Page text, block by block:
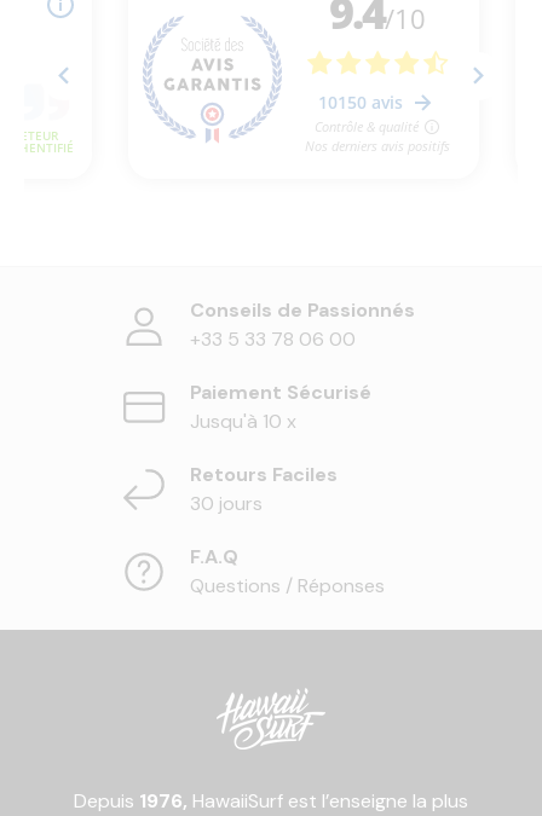
Conseils de Passionnés
+33 5 33 78 06 00
Paiement Sécurisé
Jusqu'à 10 x
Retours Faciles
30 jours
F.A.Q
Questions / Réponses
Depuis 1976, HawaiiSurf est l’enseigne la plus